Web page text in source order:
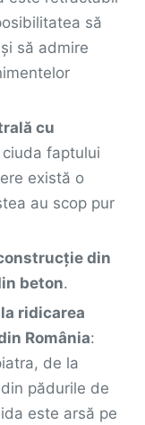
să
să admire
cu
ciuda faptului
există o
au scop pur
din
beton.
ridicarea
România:
de la
pădurile de
este arsă pe